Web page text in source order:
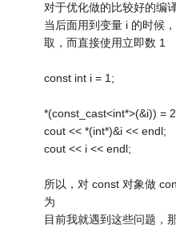
对于优化做的比较好的编
当后面用到变量 i 的时候
取，而直接使用立即数 1
const int i = 1;
*(const_cast<int*>(&i)) =
cout << *(int*)&i << endl;
cout << i << endl;
所以，对 const 对象做
为
目前我就遇到这些问题，